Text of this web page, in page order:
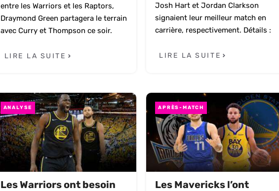
entre les Warriors et les Raptors,
Draymond Green partagera le terrain
avec Curry et Thompson ce soir.
LIRE LA SUITE
Josh Hart et Jordan Clarkson
signaient leur meilleur match en
carrière, respectivement. Détails :
LIRE LA SUITE
ANALYSE
Les Warriors ont besoin
APRÈS-MATCH
Les Mavericks l’ont